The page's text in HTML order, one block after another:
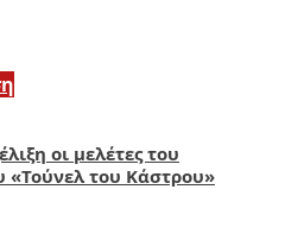
οι μελέτες του
«Τούνελ του Κάστρου»